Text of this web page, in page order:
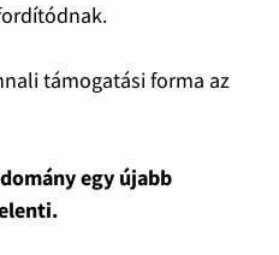
támogatási forma az
egy újabb